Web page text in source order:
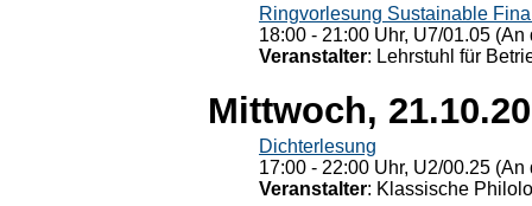
Ringvorlesung Sustainable
18:00 - 21:00 Uhr, U7/01.05
Veranstalter: Lehrstuhl für
Mittwoch,
Dichterlesung
17:00 - 22:00 Uhr, U2/00.25
Veranstalter: Klassische